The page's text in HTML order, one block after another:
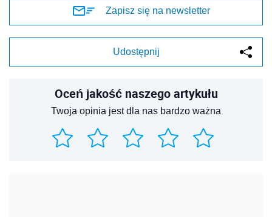
Zapisz się na newsletter
Udostępnij
Oceń jakość naszego artykułu
Twoja opinia jest dla nas bardzo ważna